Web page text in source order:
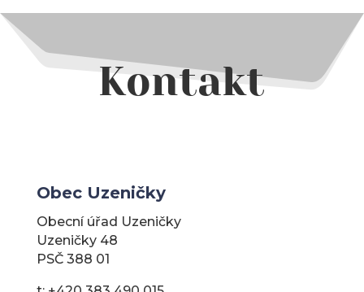
Kontakt
Obec Uzeničky
Obecní úřad Uzeničky
Uzeničky 48
PSČ 388 01